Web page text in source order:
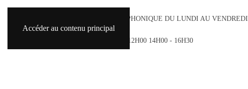
Accéder au contenu principal
ACCUEIL TÉLÉPHONIQUE DU LUNDI AU VENDREDI
8H30 - 18H30
SAMEDI 9H00 - 12H00 14H00 - 16H30